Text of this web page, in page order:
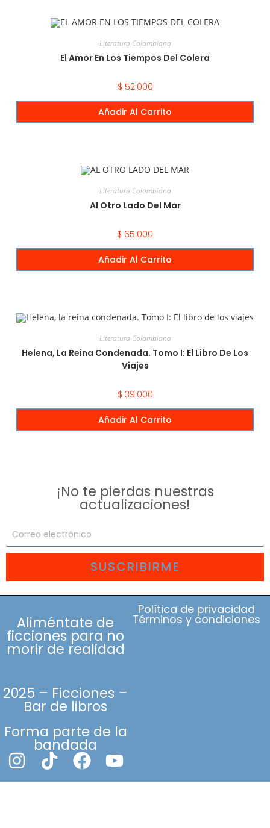
Literatura Colombiana
El Amor En Los Tiempos Del Colera
$ 52.000
Añadir Al Carrito
Literatura Colombiana
Al Otro Lado Del Mar
$ 65.000
Añadir Al Carrito
Literatura Colombiana
Helena, La Reina Condenada. Tomo I: El Libro De Los
Viajes
$ 39.000
Añadir Al Carrito
¡No te pierdas nuestras
actualizaciones!
SUSCRIBIRME
Aliméntate de
ficciones para no
morir de realidad
2025 – Ficciones –
Bar de libros
Forma parte de la
bandada
Política de privacidad
Términos y condiciones